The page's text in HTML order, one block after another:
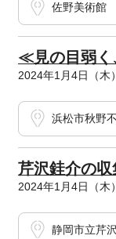
佐野美術館
≪見の目弱
2024年1月4日（木
浜松市秋野
芹沢銈介の
2024年1月4日（木
静岡市立芹